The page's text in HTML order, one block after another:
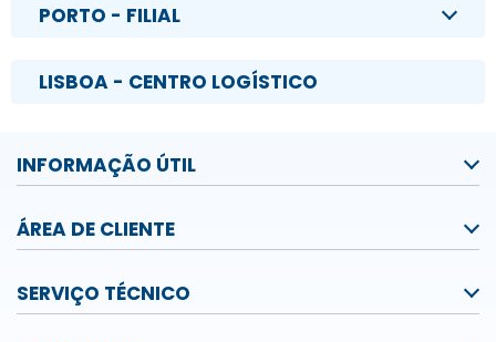
PORTO - FILIAL
LISBOA - CENTRO LOGÍSTICO
INFORMAÇÃO ÚTIL
ÁREA DE CLIENTE
SERVIÇO TÉCNICO